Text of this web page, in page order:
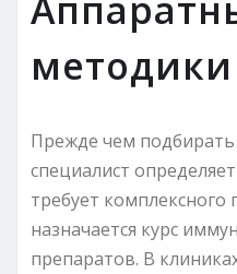
методики
Прежде чем
специалист
требует комплексного
назначается курс
препаратов. В